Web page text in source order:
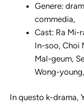
Genere:
commedia,
Cast: Ra Mi-
In-soo, Choi
Mal-geum,
Wong-
In questo k-drama,